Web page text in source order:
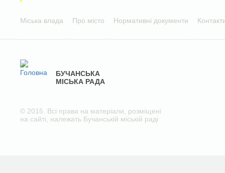
Міська влада Про місто Нормативні документи
БУЧАНСЬКА
МІСЬКА РАДА
© 2015. Всі права на матеріали, розміщені
на сайті, належать Бучанській міській раді